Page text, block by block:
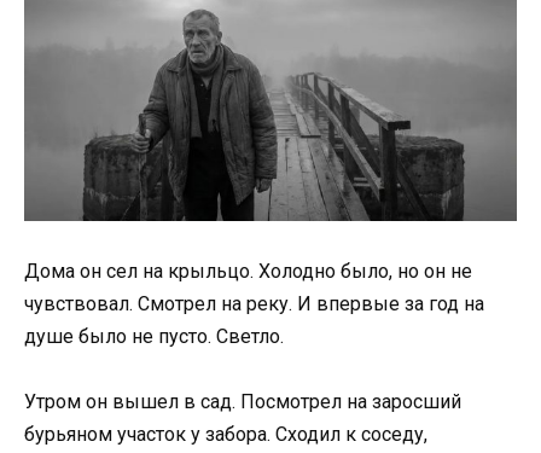
Дома он сел на крыльцо. Холодно было, но он не
чувствовал. Смотрел на реку. И впервые за год на
душе было не пусто. Светло.
Утром он вышел в сад. Посмотрел на заросший
бурьяном участок у забора. Сходил к соседу,